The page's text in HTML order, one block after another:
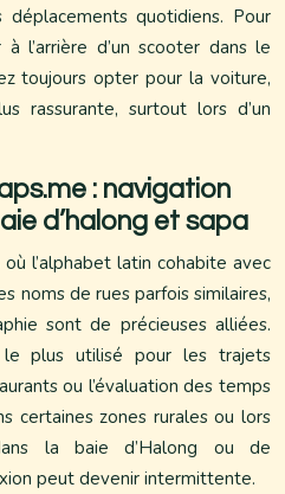
quotidiens. Pour
l’arrière d’un scooter dans le
toujours opter pour la voiture,
rassurante, surtout lors d’un
: navigation
d’halong et sapa
où l’alphabet latin cohabite avec
noms de rues parfois similaires,
sont de précieuses alliées.
le plus utilisé pour les trajets
ou l’évaluation des temps
certaines zones rurales ou lors
la baie d’Halong ou de
peut devenir intermittente.